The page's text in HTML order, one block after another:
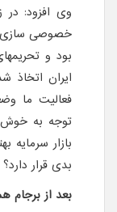
وی افزود:
خصوصی سازی
بود و
ایران
فعالیت ما
توجه به خوش
بازار سرمایه
بدی قرار دارد؟
بعد از برجام